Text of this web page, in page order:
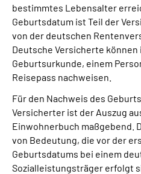
bestimmtes Lebensalter
Geburtsdatum ist Teil der
von der deutschen
Deutsche Versicherte
Geburtsurkunde, einem
Reisepass nachweisen.
Für den Nachweis des
Versicherter ist der Auszug
Einwohnerbuch maßgebend.
von Bedeutung, die vor der
Geburtsdatums bei einem
Sozialleistungsträger erfolgt